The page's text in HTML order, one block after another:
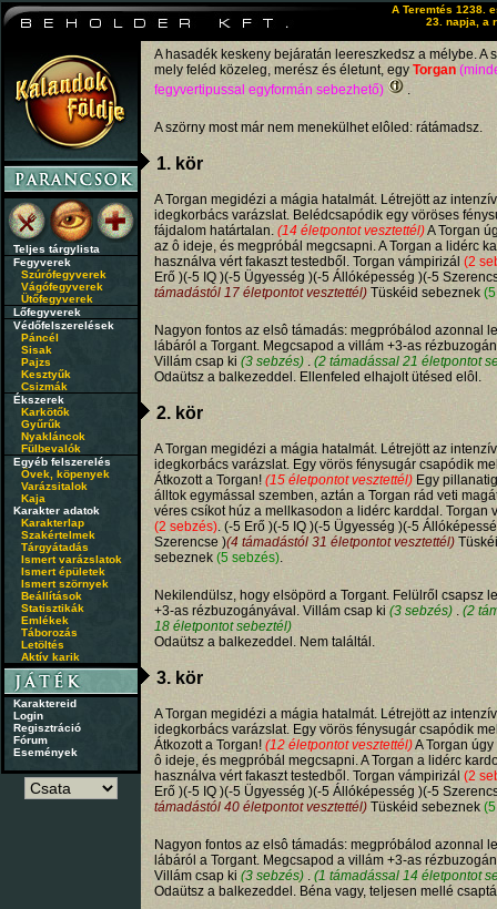
A Teremtés 1238.
23. napja, a
Teljes tárgylista
Fegyverek
Szúrófegyverek
Vágófegyverek
Ütőfegyverek
Lőfegyverek
Védőfelszerelések
Páncél
Sisak
Pajzs
Kesztyűk
Csizmák
Ékszerek
Karkötők
Gyűrűk
Nyakláncok
Fülbevalók
Egyéb felszerelés
Övek, köpenyek
Varázsitalok
Kaja
Karakter adatok
Karakterlap
Szakértelmek
Tárgyátadás
Ismert varázslatok
Ismert épületek
Ismert szörnyek
Beállítások
Statisztikák
Emlékek
Táborozás
Letöltés
Aktív karik
Karaktereid
Login
Regisztráció
Fórum
Események
A hasadék keskeny bejáratán leereszkedsz a mélybe. A
mely feléd közeleg, merész és életunt, egy Torgan
fegyvertipussal egyformán sebezhető)
.
A szörny most már nem menekülhet elôled: rátámadsz.
1. kör
A Torgan megidézi a mágia hatalmát. Létrejött az intenzív
idegkorbács varázslat. Belédcsapódik egy vöröses
fájdalom határtalan. (14 életpontot vesztettél)A Torgan
az ô ideje, és megpróbál megcsapni. A Torgan a lidérc
használva vért fakaszt testedből. Torgan vámpirizál (2
Erő )(-5 IQ )(-5 Ügyesség )(-5 Állóképesség )(-5
támadástól 17 életpontot vesztettél) Tüskéid sebeznek
Nagyon fontos az elsô támadás: megpróbálod azonnal
lábáról a Torgant. Megcsapod a villám +3-as
Villám csap ki (3 sebzés) . (2 támadással 21 életpontot
Odaütsz a balkezeddel. Ellenfeled elhajolt ütésed elôl.
2. kör
A Torgan megidézi a mágia hatalmát. Létrejött az intenzív
idegkorbács varázslat. Egy vörös fénysugár csapódik
Átkozott a Torgan! (15 életpontot vesztettél) Egy
álltok egymással szemben, aztán a Torgan rád veti
véres csíkot húz a mellkasodon a lidérc karddal. Torgan
(2 sebzés). (-5 Erő )(-5 IQ )(-5 Ügyesség )(-5
Szerencse )(4 támadástól 31 életpontot vesztettél)
sebeznek (5 sebzés).
Nekilendülsz, hogy elsöpörd a Torgant. Felülről csapsz
+3-as rézbuzogányával. Villám csap ki (3 sebzés) . (2
18 életpontot sebeztél)
Odaütsz a balkezeddel. Nem találtál.
3. kör
A Torgan megidézi a mágia hatalmát. Létrejött az intenzív
idegkorbács varázslat. Egy vörös fénysugár csapódik
Átkozott a Torgan! (12 életpontot vesztettél)A Torgan
ô ideje, és megpróbál megcsapni. A Torgan a lidérc
használva vért fakaszt testedből. Torgan vámpirizál (2
Erő )(-5 IQ )(-5 Ügyesség )(-5 Állóképesség )(-5
támadástól 40 életpontot vesztettél) Tüskéid sebeznek
Nagyon fontos az elsô támadás: megpróbálod azonnal
lábáról a Torgant. Megcsapod a villám +3-as
Villám csap ki (3 sebzés) . (1 támadással 14 életpontot
Odaütsz a balkezeddel. Béna vagy, teljesen mellé